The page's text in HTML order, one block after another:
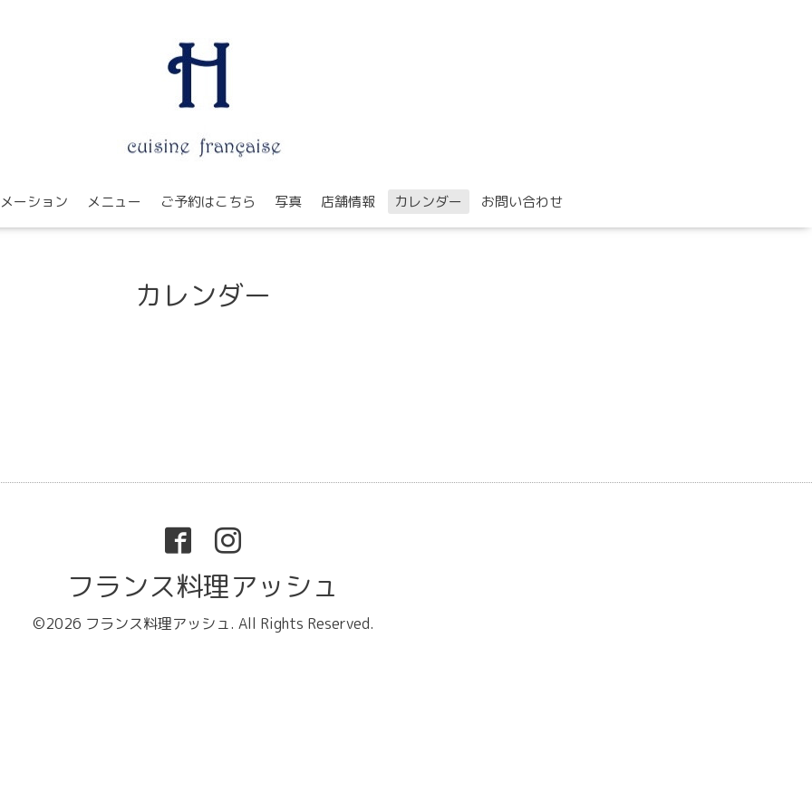
ーション メニュー ご予約はこちら 写真 店舗情報 カレンダー お問い合わせ
カレンダー
フランス料理アッシュ
©2026 フランス料理アッシュ. All Rights Reserved.